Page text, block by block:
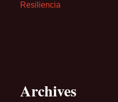
Resiliencia
Archives